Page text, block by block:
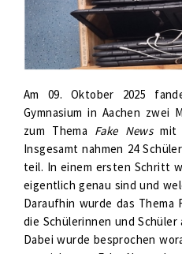
Am 09. Oktober 2025
Gymnasium in Aachen zwei
zum Thema Fake Newsmit
Insgesamt nahmen 24
teil. In einem ersten Schritt
eigentlich genau sind und
Daraufhin wurde das Thema
die Schülerinnen und
Dabei wurde besprochen